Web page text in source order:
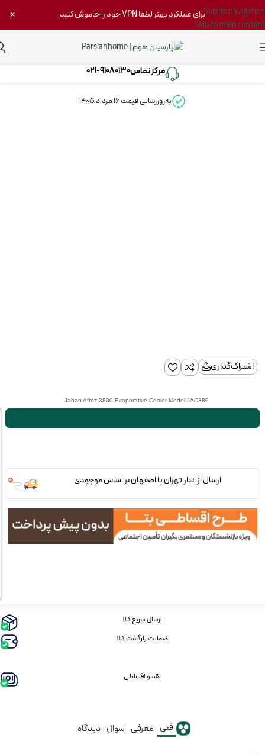
برای عملکرد بهتر لطفا VPN خود را خاموش کنید ×
Skip to navigation
Skip to main content
مرکز تماس‌021-91080130
به‌روزرسانی قیمت 16 مرداد 1405
اشتراک‌گذاری
Jahan Afroz 3800 Evaporative Cooler Model JAC380
ارسال از انبار تهران یا اصفهان بر اساس موجودی
ارسال سریع کالا
ضمانت بازگشت کالا
نقد و اقساطی
فنی معرفی سوال دیدگاه